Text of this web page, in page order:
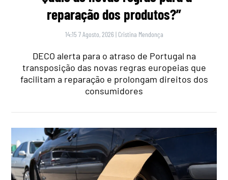
reparação dos produtos?”
14:15 7 Agosto, 2026 | Cristina Mendonça
DECO alerta para o atraso de Portugal na
transposição das novas regras europeias que
facilitam a reparação e prolongam direitos dos
consumidores